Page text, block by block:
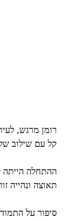
רומן מרגש,
קל עם שילוב
ההתחלה הייתה
תאוצה ונהייה
סיפור על